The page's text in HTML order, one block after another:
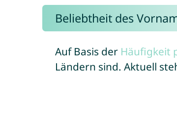
Beliebtheit des
Auf Basis der Häufigkeit
Ländern sind. Aktuell